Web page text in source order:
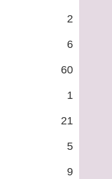
2
6
60
1
21
5
9